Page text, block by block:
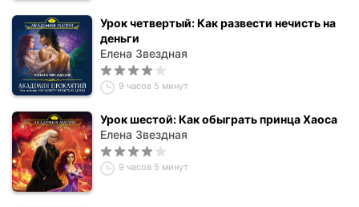
Урок четвертый: Как развести нечисть на
деньги
Елена Звездная
9 часов 5 минут
Урок шестой: Как обыграть принца Хаоса
Елена Звездная
9 часов 5 минут